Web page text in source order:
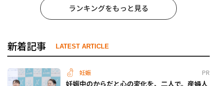
ランキングをもっと見る
新着記事 LATEST ARTICLE
妊娠 PR
妊娠中のからだと心の変化を、二人で。産婦人